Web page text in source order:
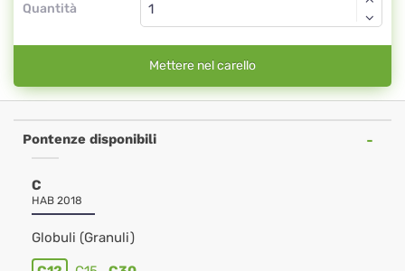
Quantità
Mettere nel carello
Pontenze disponibili
C
HAB 2018
Globuli (Granuli)